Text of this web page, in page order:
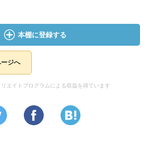
本棚に登録する
ジへ
エイトプログラムによる収益を得ています